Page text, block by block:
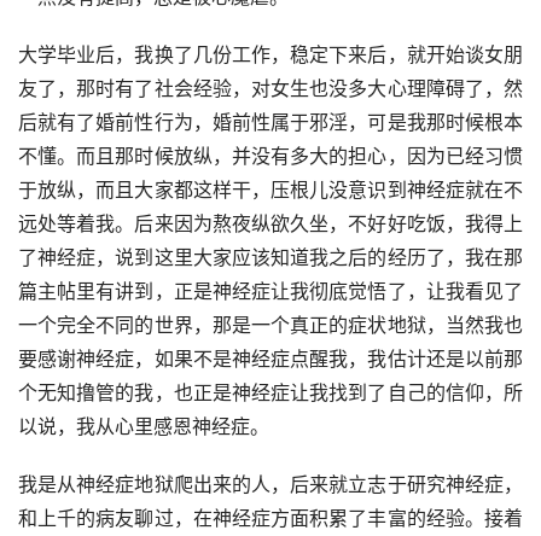
大学毕业后，我换了几份工作，稳定下来后，就开始谈女朋
友了，那时有了社会经验，对女生也没多大心理障碍了，然
后就有了婚前性行为，婚前性属于邪淫，可是我那时候根本
不懂。而且那时候放纵，并没有多大的担心，因为已经习惯
于放纵，而且大家都这样干，压根儿没意识到神经症就在不
远处等着我。后来因为熬夜纵欲久坐，不好好吃饭，我得上
了神经症，说到这里大家应该知道我之后的经历了，我在那
篇主帖里有讲到，正是神经症让我彻底觉悟了，让我看见了
一个完全不同的世界，那是一个真正的症状地狱，当然我也
要感谢神经症，如果不是神经症点醒我，我估计还是以前那
个无知撸管的我，也正是神经症让我找到了自己的信仰，所
以说，我从心里感恩神经症。
我是从神经症地狱爬出来的人，后来就立志于研究神经症，
和上千的病友聊过，在神经症方面积累了丰富的经验。接着